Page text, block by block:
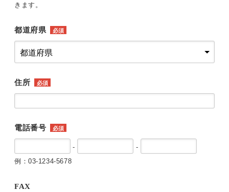
きます。
都道府県 必須
住所 必須
電話番号 必須
-
-
例：03-1234-5678
FAX